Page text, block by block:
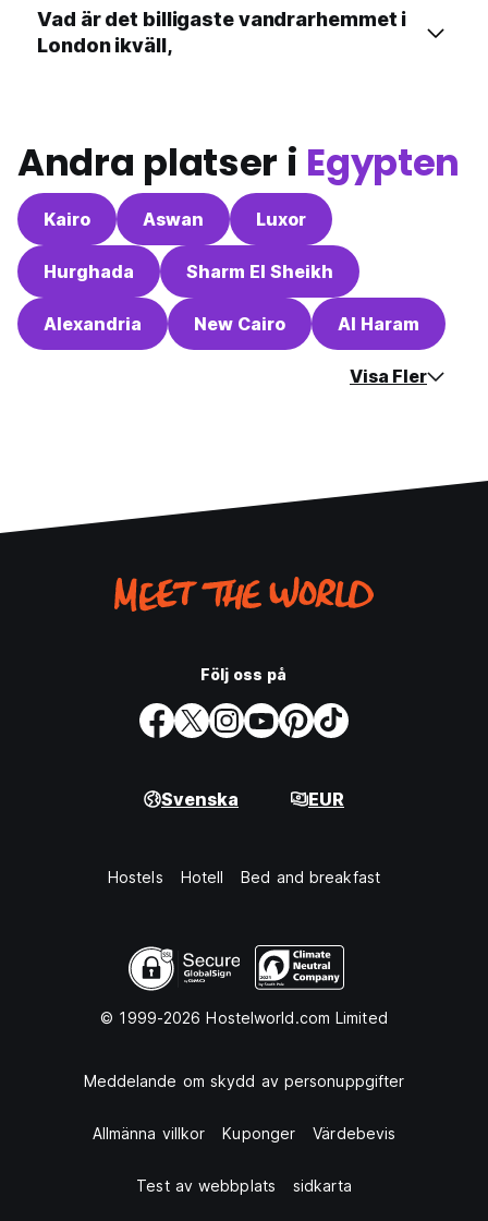
Vad är det billigaste vandrarhemmet i
London ikväll,
Andra platser i Egypten
Kairo Aswan Luxor
Hurghada Sharm El Sheikh
Alexandria New Cairo Al Haram
Visa Fler
Följ oss på
Svenska EUR
Hostels Hotell Bed and breakfast
© 1999-2026 Hostelworld.com Limited
Meddelande om skydd av personuppgifter
Allmänna villkor Kuponger Värdebevis
Test av webbplats sidkarta